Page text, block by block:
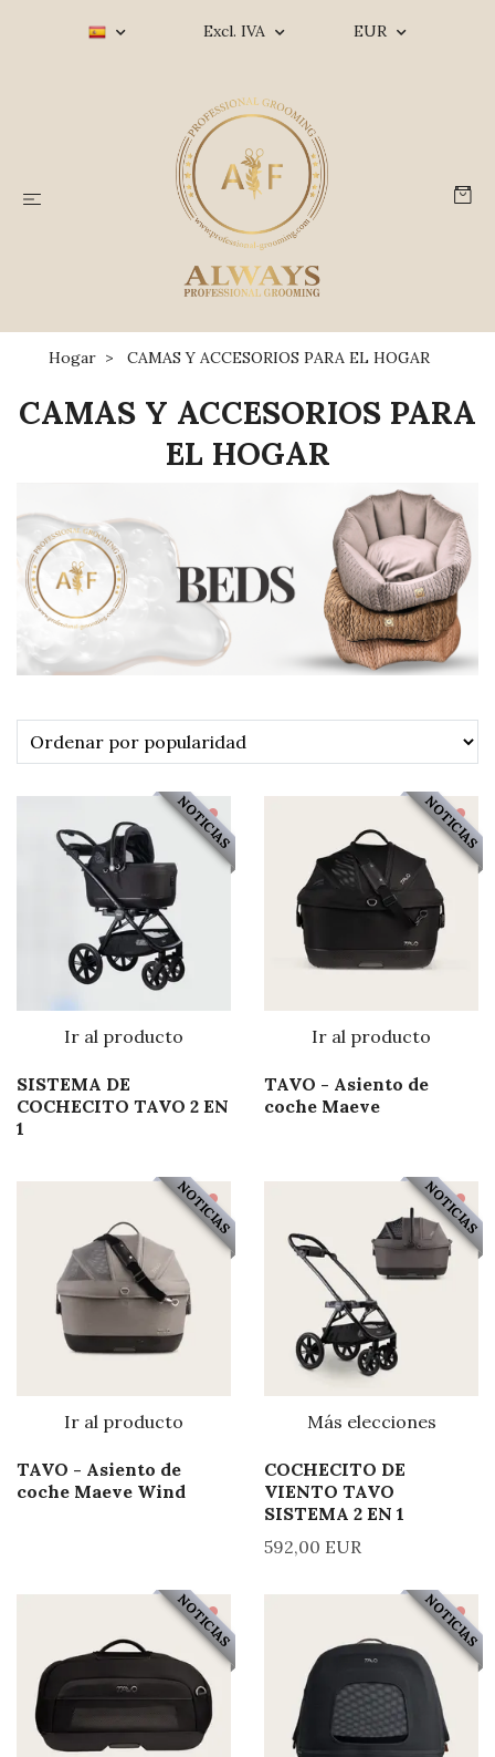
Excl. IVA EUR
Hogar CAMAS Y ACCESORIOS PARA EL HOGAR
CAMAS Y ACCESORIOS PARA
EL HOGAR
NOTICIAS
Ir al producto
SISTEMA DE
COCHECITO TAVO 2 EN
1
NOTICIAS
Ir al producto
TAVO - Asiento de
coche Maeve
NOTICIAS
Ir al producto
TAVO - Asiento de
coche Maeve Wind
NOTICIAS
Más elecciones
COCHECITO DE
VIENTO TAVO
SISTEMA 2 EN 1
592,00 EUR
NOTICIAS NOTICIAS